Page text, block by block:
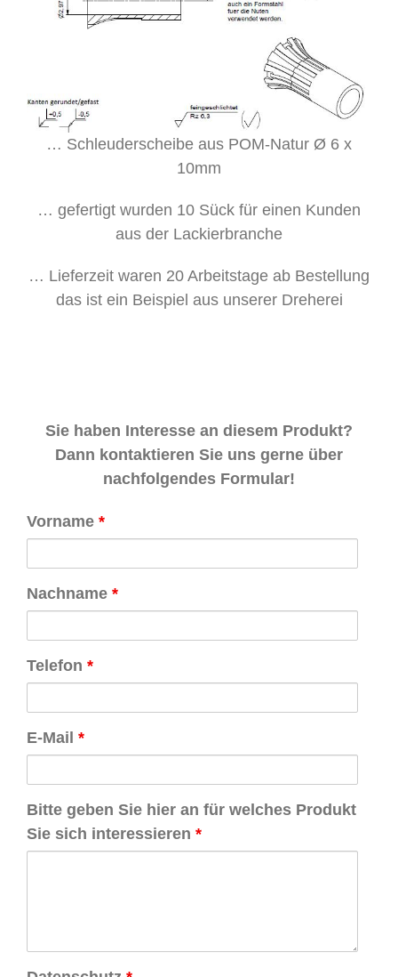
… Schleuderscheibe aus POM-Natur Ø 6 x
10mm
… gefertigt wurden 10 Sück für einen Kunden
aus der Lackierbranche
… Lieferzeit waren 20 Arbeitstage ab Bestellung
das ist ein Beispiel aus unserer Dreherei
Sie haben Interesse an diesem Produkt?
Dann kontaktieren Sie uns gerne über
nachfolgendes Formular!
Vorname *
Nachname *
Telefon *
E-Mail *
Bitte geben Sie hier an für welches Produkt
Sie sich interessieren *